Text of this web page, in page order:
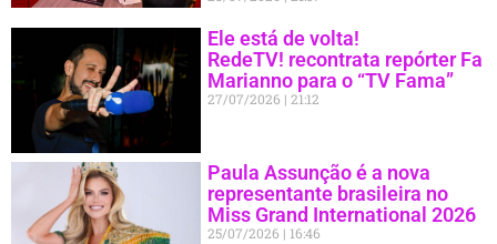
Ele está de volta!
RedeTV! recontrata repórter Fa
Marianno para o “TV Fama”
27/07/2026 21:12
Paula Assunção é a nova
representante brasileira no
Miss Grand International 2026
25/07/2026 16:46